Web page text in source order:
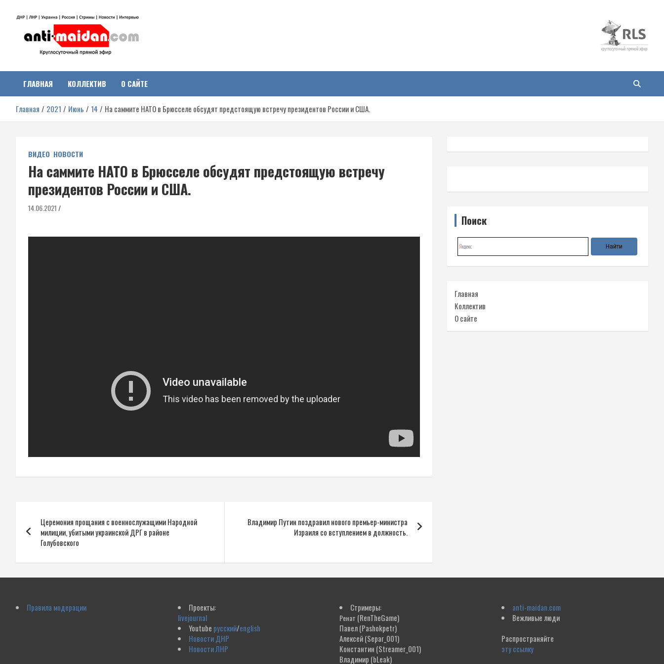
Антимайдан:
Гражданская война на
Украине
о гражданской войне на Украине, включая события в Новороссии,
ДНР, ЛНР и других регионах.
ГЛАВНАЯ КОЛЛЕКТИВ О САЙТЕ
Главная 2021 Июнь 14 На саммите НАТО в Брюсселе обсудят предстоящую встречу президентов России и США.
ВИДЕО НОВОСТИ
На саммите НАТО в Брюсселе обсудят предстоящую встречу
президентов России и США.
14.06.2021
по
записям
Церемония прощания с военнослужащими Народной
милиции, убитыми украинской ДРГ в районе
Голубовского
Владимир Путин поздравил нового премьер-министра
Израиля со вступлением в должность.
Поиск
Главная
Коллектив
О сайте
Правила модерации
Проекты:
livejournal
Youtube русский/english
Новости ДНР
Новости ЛНР
Стримеры:
Ренат (RenTheGame)
Павел(Pashokpetr)
Алексей(Separ_001)
Константин (Streamer_001)
Владимир (bLeak)
anti-maidan.com
Вежливые люди
Распространяйте
эту ссылку